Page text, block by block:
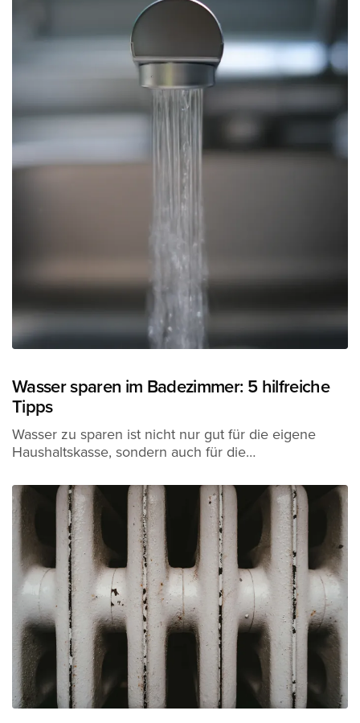
Wasser sparen im Badezimmer: 5 hilfreiche
Tipps
Wasser zu sparen ist nicht nur gut für die eigene
Haushaltskasse, sondern auch für die…